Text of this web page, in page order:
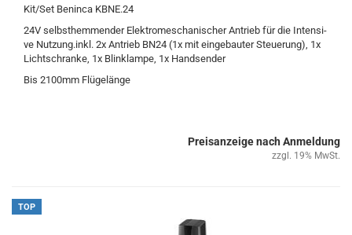
Kit/Set Ben­in­ca KBNE.24
24V selbst­hem­men­der Elek­tro­me­scha­ni­scher An­trieb für die In­ten­si­
ve Nut­zung.inkl. 2x An­trieb BN24 (1x mit ein­ge­bau­ter Steue­rung), 1x
Licht­schran­ke, 1x Blin­k­lam­pe, 1x Hand­sen­der
Bis 2100mm Flü­ge­län­ge
Preisanzeige nach Anmeldung
zzgl. 19% MwSt.
TOP